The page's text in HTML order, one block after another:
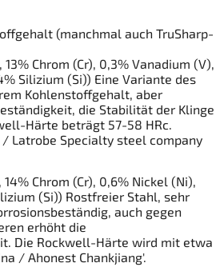
(manchmal auch TruSharp-
Chrom (Cr), 0,3% Vanadium (V),
Silizium (Si)) Eine Variante des
Kohlenstoffgehalt, aber
die Stabilität der Klinge
Härte beträgt 57-58 HRc.
Latrobe Specialty steel company
Chrom (Cr), 0,6% Nickel (Ni),
(Si)) Rostfreier Stahl, sehr
auch gegen
erhöht die
Die Rockwell-Härte wird mit etwa
/ Ahonest Chankjiang'.